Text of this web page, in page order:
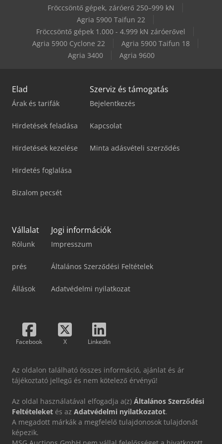
Schmersal Azm 161Cc-12/12Rka-024
Schmersal Azm 161Sk-12/12Rk-024
Fröccsöntő gépek, záróerő 250–999 kN
Agria 5900 Taifun 22
Fröccsöntő gépek 1.000 - 4.999 kN záróerővel
Agria 5900 Cyclone 22
Agria 5900 Taifun 18
Agria 3400
Agria 9600
Elad
Árak és tarifák
Hirdetések feladása
Hirdetések kezelése
Hirdetés foglalása
Bizalom pecsét
Szerviz és támogatás
Bejelentkezés
Kapcsolat
Minta adásvételi szerződés
Vállalat
Rólunk
prés
Állások
Jogi információk
Impresszum
Általános Szerződési Feltételek
Adatvédelmi nyilatkozat
Facebook X LinkedIn
Az oldalon található összes információ, ajánlat és ár
tájékoztató jellegű és nem kötelező érvényű!
Az oldal használatával elfogadja a(z) Általános Szerződési
Feltételeket és az Adatvédelmi nyilatkozatot.
A megadott márkák a megfelelő tulajdonosok tulajdonát
képezik.